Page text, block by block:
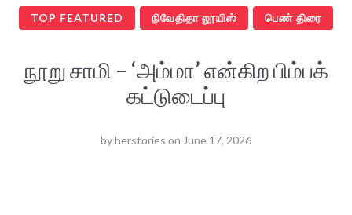
TOP FEATURED நிவேதிதா லூயிஸ் பெண் திரை
நூறு சாமி – ‘அம்மா’ என்கிற பிம்பக்
கட்டுடைப்பு
byherstories on June 17, 2026